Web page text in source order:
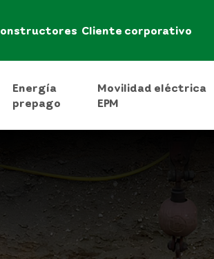
Cliente corporativo
Energía
prepago
Movilidad eléctrica
EPM